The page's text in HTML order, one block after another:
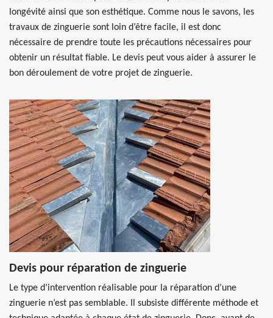
longévité ainsi que son esthétique. Comme nous le savons, les
travaux de zinguerie sont loin d’être facile, il est donc
nécessaire de prendre toute les précautions nécessaires pour
obtenir un résultat fiable. Le devis peut vous aider à assurer le
bon déroulement de votre projet de zinguerie.
Devis pour réparation de zinguerie
Le type d’intervention réalisable pour la réparation d’une
zinguerie n’est pas semblable. Il subsiste différente méthode et